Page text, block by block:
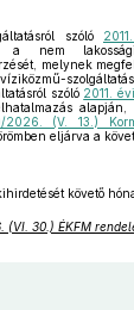
szóló
nem lakossági
melynek
szóló 2011.
2026. (V. 13.)
eljárva a
követő
(VI. 30.) ÉKFM